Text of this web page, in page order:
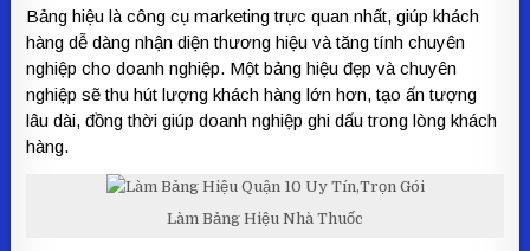
Bảng hiệu là công cụ marketing trực quan nhất, giúp khách
hàng dễ dàng nhận diện thương hiệu và tăng tính chuyên
nghiệp cho doanh nghiệp. Một bảng hiệu đẹp và chuyên
nghiệp sẽ thu hút lượng khách hàng lớn hơn, tạo ấn tượng
lâu dài, đồng thời giúp doanh nghiệp ghi dấu trong lòng khách
hàng.
Làm Bảng Hiệu Nhà Thuốc